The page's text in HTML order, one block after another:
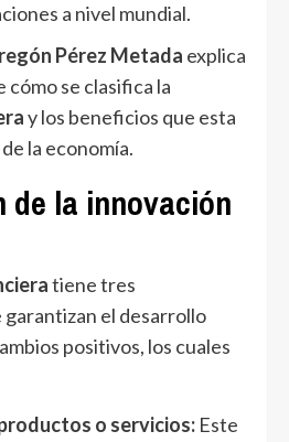
a nivel mundial.
Pérez Metada explica
cómo se clasifica la
y los beneficios que esta
la economía.
de la innovación
tiene tres
garantizan el desarrollo
positivos, los cuales
o servicios: Este